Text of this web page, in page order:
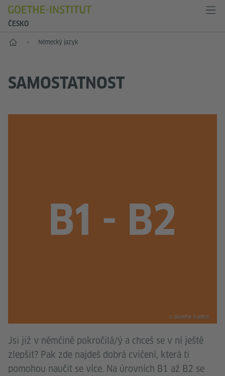
ČESKO
Hlavní stránkaNěmecký jazyk
SAMOSTATNOST
Jsi již v němčině pokročilá/ý a chceš se v ní ještě
zlepšit? Pak zde najdeš dobrá cvičení, která ti
pomohou naučit se více. Na úrovních B1 až B2 se
© Goethe-Institut